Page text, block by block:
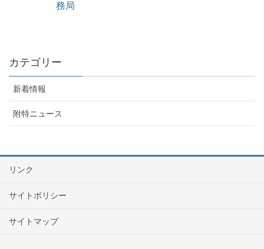
務局
カテゴリー
新着情報
附特ニュース
リンク
サイトポリシー
サイトマップ